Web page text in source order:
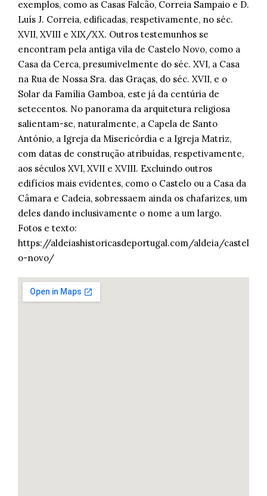
exemplos, como as Casas Falcão, Correia Sampaio e D.
Luís J. Correia, edificadas, respetivamente, no séc.
XVII, XVIII e XIX/XX. Outros testemunhos se
encontram pela antiga vila de Castelo Novo, como a
Casa da Cerca, presumivelmente do séc. XVI, a Casa
na Rua de Nossa Sra. das Graças, do séc. XVII, e o
Solar da Família Gamboa, este já da centúria de
setecentos. No panorama da arquitetura religiosa
salientam-se, naturalmente, a Capela de Santo
António, a Igreja da Misericórdia e a Igreja Matriz,
com datas de construção atribuídas, respetivamente,
aos séculos XVI, XVII e XVIII. Excluindo outros
edifícios mais evidentes, como o Castelo ou a Casa da
Câmara e Cadeia, sobressaem ainda os chafarizes, um
deles dando inclusivamente o nome a um largo.
Fotos e texto:
https://aldeiashistoricasdeportugal.com/aldeia/castel
o-novo/